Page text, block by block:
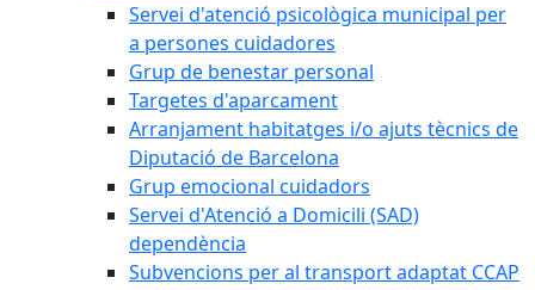
Servei d'atenció psicològica municipal per
a persones cuidadores
Grup de benestar personal
Targetes d'aparcament
Arranjament habitatges i/o ajuts tècnics de
Diputació de Barcelona
Grup emocional cuidadors
Servei d'Atenció a Domicili (SAD)
dependència
Subvencions per al transport adaptat CCAP